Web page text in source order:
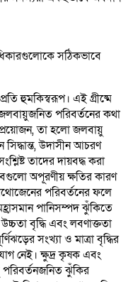
সঠিকভাবে
হুমকিস্বরূপ। এই গ্রীষ্মে
পরিবর্তনের কথা
প্রয়োজন, তা হলো জলবায়ু
সিদ্ধান্ত, উদাসীন আচরণ
তাদের দায়বদ্ধ করা
অপূরণীয় ক্ষতির কারণ
পরিবর্তনের ফলে
পানিসম্পদ ঝুঁকিতে
বৃদ্ধি এবং লবণাক্ততা
সংখ্যা ও মাত্রা বৃদ্ধির
নেই। ক্ষুদ্র কৃষক এবং
পরিবর্তনজনিত ঝুঁকির